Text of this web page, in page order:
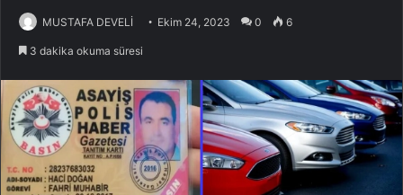
MUSTAFA DEVELİ Ekim 24, 2023 0 6
3 dakika okuma süresi